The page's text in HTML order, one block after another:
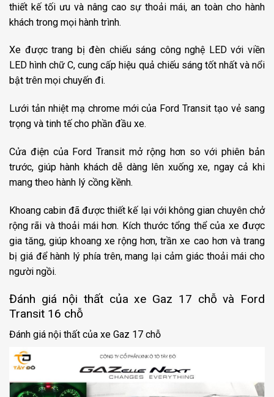
thiết kế tối ưu và nâng cao sự thoải mái, an toàn cho hành
khách trong mọi hành trình.
Xe được trang bị đèn chiếu sáng công nghệ LED với viền
LED hình chữ C, cung cấp hiệu quả chiếu sáng tốt nhất và nổi
bật trên mọi chuyến đi.
Lưới tản nhiệt mạ chrome mới của Ford Transit tạo vẻ sang
trọng và tinh tế cho phần đầu xe.
Cửa điện của Ford Transit mở rộng hơn so với phiên bản
trước, giúp hành khách dễ dàng lên xuống xe, ngay cả khi
mang theo hành lý cồng kềnh.
Khoang cabin đã được thiết kế lại với không gian chuyên chở
rộng rãi và thoải mái hơn. Kích thước tổng thể của xe được
gia tăng, giúp khoang xe rộng hơn, trần xe cao hơn và trang
bị giá để hành lý phía trên, mang lại cảm giác thoải mái cho
người ngồi.
Đánh giá nội thất của xe Gaz 17 chỗ và Ford
Transit 16 chỗ
Đánh giá nội thất của xe Gaz 17 chỗ